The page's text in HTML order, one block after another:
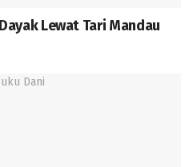
Lewat Tari Mandau